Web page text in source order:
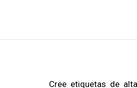
Cree etiquetas de